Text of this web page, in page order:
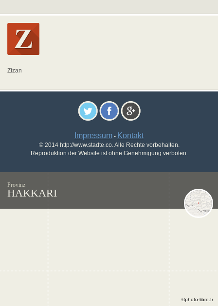
Zizan
Impressum - Kontakt
© 2014 http://www.stadte.co. Alle Rechte vorbehalten.
Reproduktion der Website ist ohne Genehmigung verboten.
Provinz
HAKKARI
©photo-libre.fr